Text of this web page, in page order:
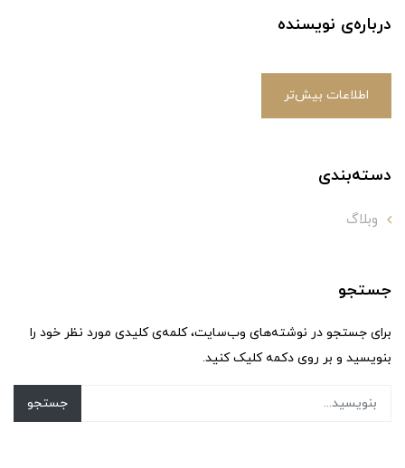
درباره‌ی نویسنده
اطلاعات بیش‌تر
دسته‌بندی
وبلاگ
جستجو
برای جستجو در نوشته‌های وب‌سایت، کلمه‌ی کلیدی مورد نظر خود را
بنویسید و بر روی دکمه کلیک کنید.
جستجو